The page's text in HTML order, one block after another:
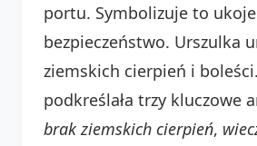
portu. Symbolizuje to
bezpieczeństwo. Urszulka
ziemskich cierpień i
podkreślała trzy kluczowe
brak ziemskich cierpień,